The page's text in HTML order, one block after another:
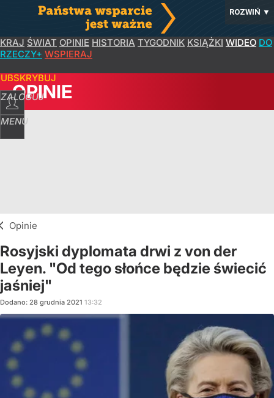
ROZWIŃ ▼
KRAJ ŚWIAT OPINIE HISTORIA TYGODNIK KSIĄŻKI WIDEO DO
RZECZY+ WSPIERAJ
ZALOGUJ
MENU
OPINIE
Opinie
Rosyjski dyplomata drwi z von der
Leyen. "Od tego słońce będzie świecić
jaśniej"
Dodano: 28 grudnia 2021 13:32